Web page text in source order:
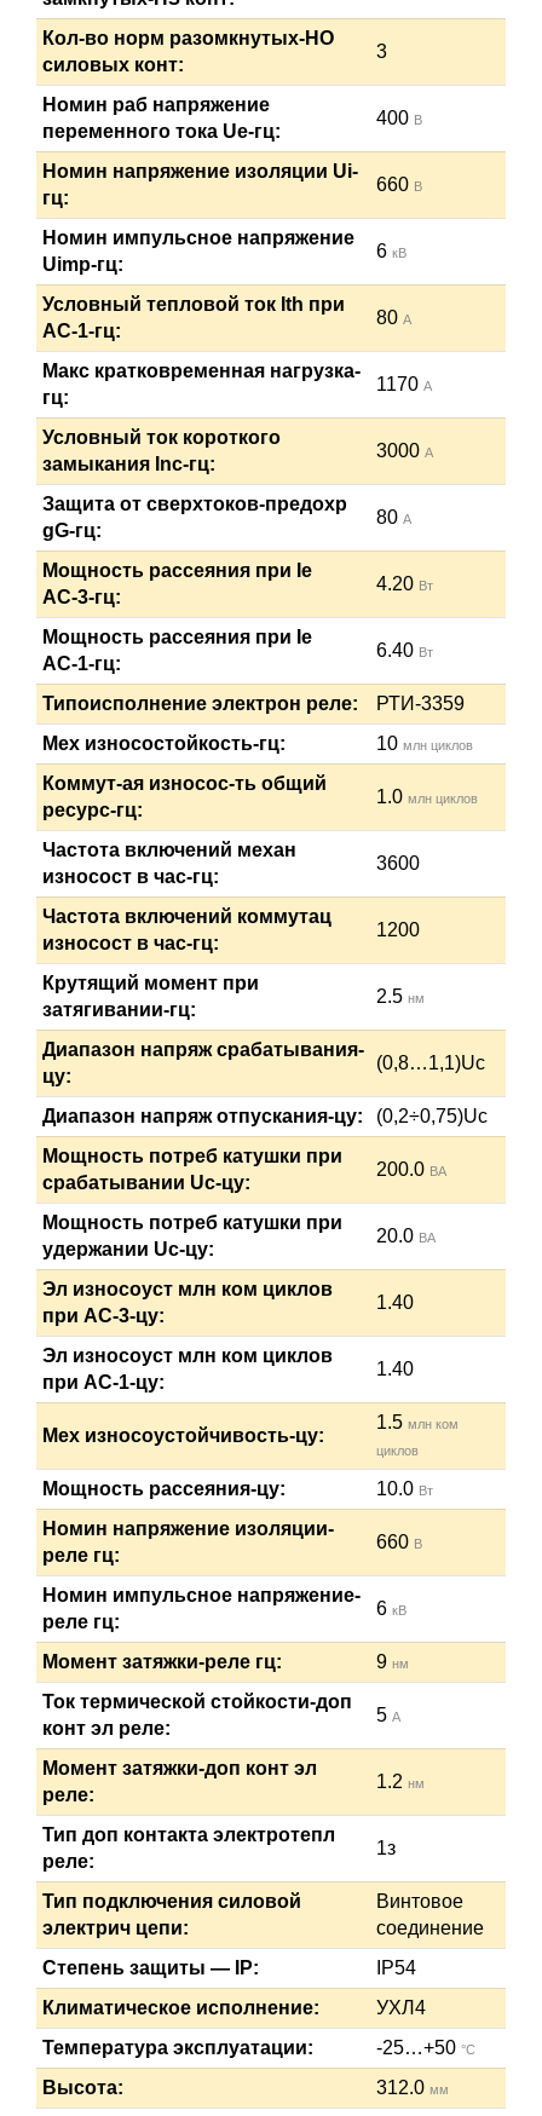
Кол-во норм разомкнутых-НО
силовых конт:
3
Номин раб напряжение
переменного тока Ue-гц:
400 В
Номин напряжение изоляции Ui-
гц:
660 В
Номин импульсное напряжение
Uimp-гц:
6 кВ
Условный тепловой ток Ith при
АС-1-гц:
80 А
Макс кратковременная нагрузка-
гц:
1170 А
Условный ток короткого
замыкания Inc-гц:
3000 А
Защита от сверхтоков-предохр
gG-гц:
80 А
Мощность рассеяния при Ie
АС-3-гц:
4.20 Вт
Мощность рассеяния при Ie
АС-1-гц:
6.40 Вт
Типоисполнение электрон реле:
РТИ-3359
Мех износостойкость-гц:
10 млн циклов
Коммут-ая износос-ть общий
ресурс-гц:
1.0 млн циклов
Частота включений механ
износост в час-гц:
3600
Частота включений коммутац
износост в час-гц:
1200
Крутящий момент при
затягивании-гц:
2.5 нм
Диапазон напряж срабатывания-
цу:
(0,8…1,1)Uc
Диапазон напряж отпускания-цу:
(0,2÷0,75)Uc
Мощность потреб катушки при
срабатывании Uc-цу:
200.0 ВА
Мощность потреб катушки при
удержании Uc-цу:
20.0 ВА
Эл износоуст млн ком циклов
при АС-3-цу:
1.40
Эл износоуст млн ком циклов
при АС-1-цу:
1.40
Мех износоустойчивость-цу:
1.5 млн ком
циклов
Мощность рассеяния-цу: 10.0 Вт
Номин напряжение изоляции-
реле гц:
660 В
Номин импульсное напряжение-
реле гц:
6 кВ
Момент затяжки-реле гц: 9 нм
Ток термической стойкости-доп
конт эл реле:
5 А
Момент затяжки-доп конт эл
реле:
1.2 нм
Тип доп контакта электротепл
реле:
1з
Тип подключения силовой
электрич цепи:
Винтовое
соединение
Степень защиты — IP:
IP54
Климатическое исполнение:
УХЛ4
Температура эксплуатации:
-25…+50 °C
Высота: 312.0 мм